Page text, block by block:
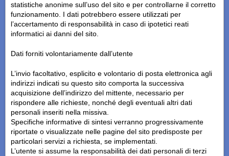
statistiche anonime sull’uso del sito e per controllarne il corretto
funzionamento. I dati potrebbero essere utilizzati per
l’accertamento di responsabilità in caso di ipotetici reati
informatici ai danni del sito.
Dati forniti volontariamente dall’utente
L’invio facoltativo, esplicito e volontario di posta elettronica agli
indirizzi indicati su questo sito comporta la successiva
acquisizione dell’indirizzo del mittente, necessario per
rispondere alle richieste, nonché degli eventuali altri dati
personali inseriti nella missiva.
Specifiche informative di sintesi verranno progressivamente
riportate o visualizzate nelle pagine del sito predisposte per
particolari servizi a richiesta, se implementati.
L’utente si assume la responsabilità dei dati personali di terzi